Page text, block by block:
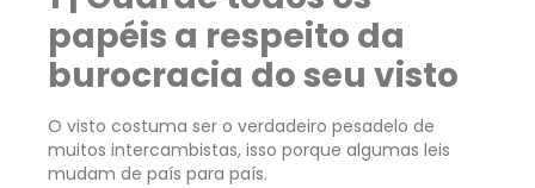
papéis a respeito da
burocracia do seu visto
O visto costuma ser o verdadeiro pesadelo de
muitos intercambistas, isso porque algumas leis
mudam de país para país.